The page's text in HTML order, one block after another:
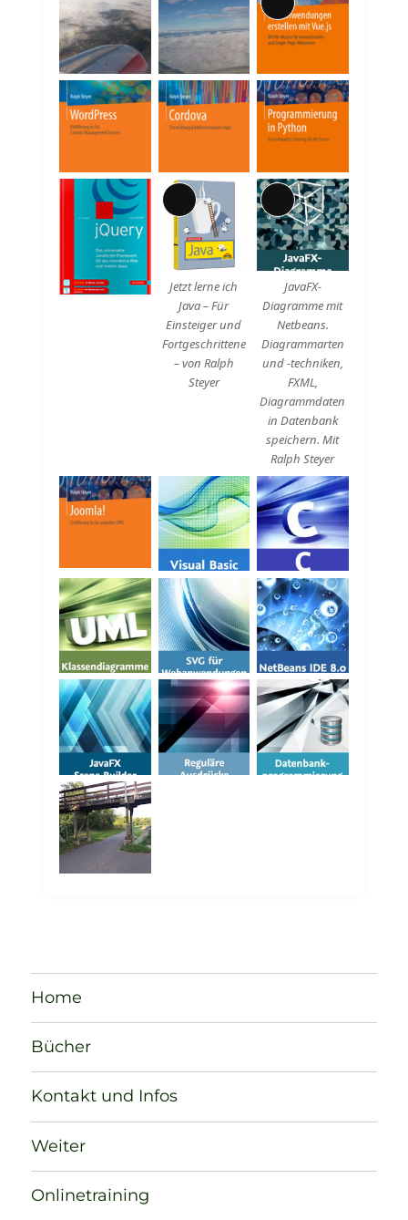
Lange
Beschreibung
Lange
Beschreibung
Jetzt lerne ich
Java – Für
Einsteiger und
Fortgeschrittene
– von Ralph
Steyer
Lange
Beschreibung
JavaFX-
Diagramme mit
Netbeans.
Diagrammarten
und -techniken,
FXML,
Diagrammdaten
in Datenbank
speichern. Mit
Ralph Steyer
Home
Bücher
Kontakt und Infos
Weiter
Onlinetraining